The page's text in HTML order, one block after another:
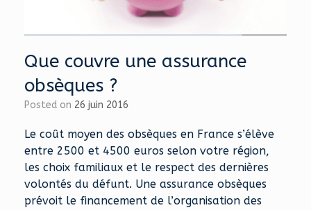
Que couvre une assurance
obsèques ?
Posted on 26 juin 2016
Le coût moyen des obsèques en France s’élève
entre 2500 et 4500 euros selon votre région,
les choix familiaux et le respect des dernières
volontés du défunt. Une assurance obsèques
prévoit le financement de l’organisation des